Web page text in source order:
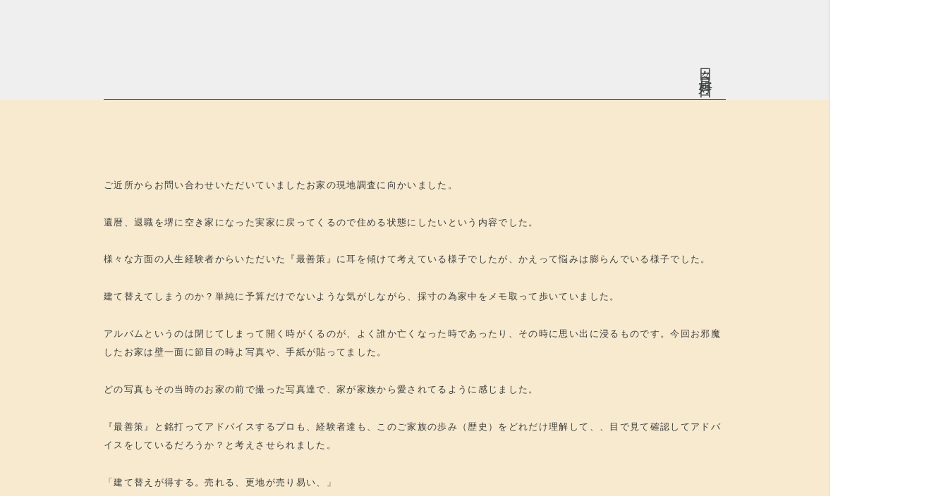
日々是好日
ご近所からお問い合わせいただいていましたお家の現地調査に向かいました。
還暦、退職を堺に空き家になった実家に戻ってくるので住める状態にしたいという内容でした。
様々な方面の人生経験者からいただいた『最善策』に耳を傾けて考えている様子でしたが、かえって悩みは膨らんでいる様子でした。
建て替えてしまうのか？単純に予算だけでないような気がしながら、採寸の為家中をメモ取って歩いていました。
アルバムというのは閉じてしまって開く時がくるのが、よく誰か亡くなった時であったり、その時に思い出に浸るものです。今回お邪魔
したお家は壁一面に節目の時よ写真や、手紙が貼ってました。
どの写真もその当時のお家の前で撮った写真達で、家が家族から愛されてるように感じました。
『最善策』と銘打ってアドバイスするプロも、経験者達も、このご家族の歩み（歴史）をどれだけ理解して、、目で見て確認してアドバ
イスをしているだろうか？と考えさせられました。
「建て替えが得する。売れる、更地が売り易い、」